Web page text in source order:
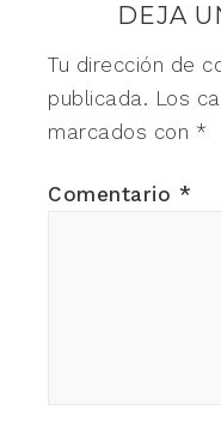
DEJA
Tu dirección de
publicada. Los
marcados con *
Comentario *